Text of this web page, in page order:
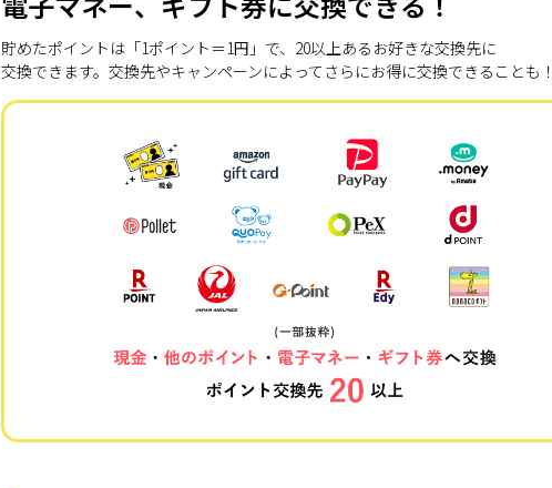
貯めたポイントは「1ポイント＝1円」で、20以上あるお好きな交換先に
交換できます。交換先やキャンペーンによってさらにお得に交換できることも